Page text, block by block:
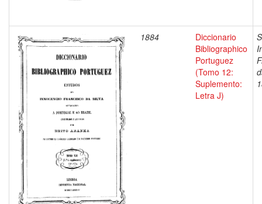
1884
Diccionario
Bibliographico
Portuguez
(Tomo 12:
Suplemento:
Letra J)